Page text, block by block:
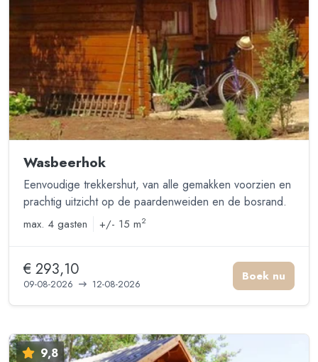
Wasbeerhok
Eenvoudige trekkershut, van alle gemakken voorzien en
prachtig uitzicht op de paardenweiden en de bosrand.
max. 4 gasten +/- 15 m2
€ 293,10
09-08-2026 12-08-2026
Boek nu
9,8